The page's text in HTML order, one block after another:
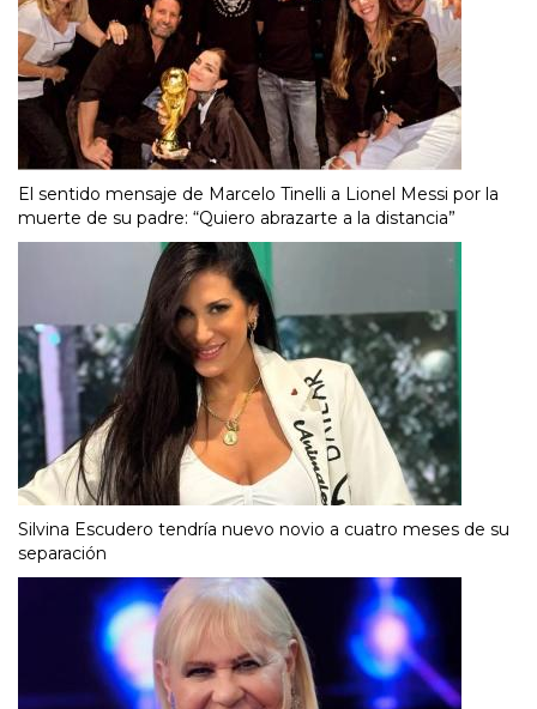
El sentido mensaje de Marcelo Tinelli a Lionel Messi por la
muerte de su padre: “Quiero abrazarte a la distancia”
Silvina Escudero tendría nuevo novio a cuatro meses de su
separación